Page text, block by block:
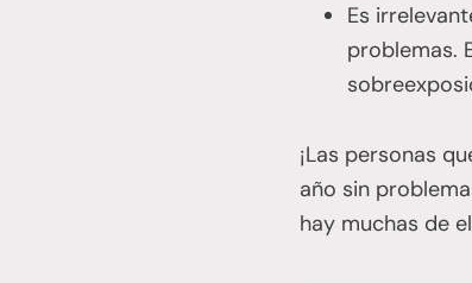
Es
problemas.
¡Las personas
año sin
hay muchas de